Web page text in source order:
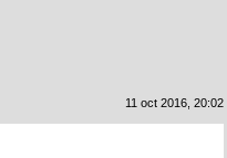
11 oct 2016, 20:02